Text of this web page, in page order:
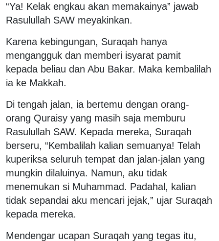
“Ya! Kelak engkau akan memakainya” jawab
Rasulullah SAW meyakinkan.
Karena kebingungan, Suraqah hanya
mengangguk dan memberi isyarat pamit
kepada beliau dan Abu Bakar. Maka kembalilah
ia ke Makkah.
Di tengah jalan, ia bertemu dengan orang-
orang Quraisy yang masih saja memburu
Rasulullah SAW. Kepada mereka, Suraqah
berseru, “Kembalilah kalian semuanya! Telah
kuperiksa seluruh tempat dan jalan-jalan yang
mungkin dilaluinya. Namun, aku tidak
menemukan si Muhammad. Padahal, kalian
tidak sepandai aku mencari jejak,” ujar Suraqah
kepada mereka.
Mendengar ucapan Suraqah yang tegas itu,